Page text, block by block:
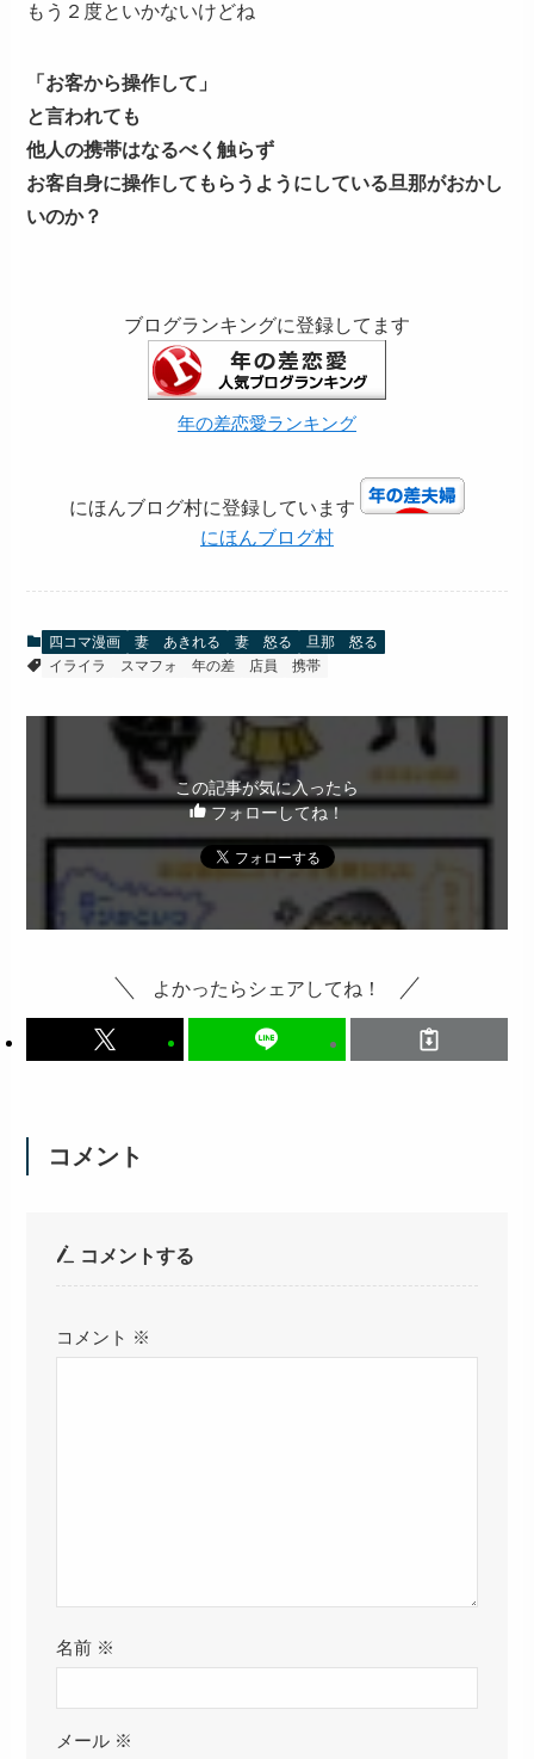
もう２度といかないけどね
「お客から操作して」
と言われても
他人の携帯はなるべく触らず
お客自身に操作してもらうようにしている旦那がおかし
いのか？
ブログランキングに登録してます
年の差恋愛ランキング
にほんブログ村に登録しています
にほんブログ村
四コマ漫画 妻 あきれる 妻 怒る
旦那 怒る
イライラ
スマフォ 年の差 店員 携帯
この記事が気に入ったら
フォローしてね！
よかったらシェアしてね！
コメント
コメントする
コメント ※
名前 ※
メール ※